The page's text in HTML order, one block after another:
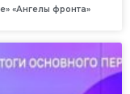
«Ангелы фронта»